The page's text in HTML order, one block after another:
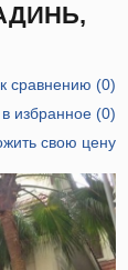
сравнению (0)
избранное(0)
свою цену